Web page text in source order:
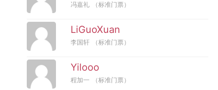
冯嘉礼 （标准门票）
LiGuoXuan
李国轩 （标准门票）
Yilooo
程加一 （标准门票）